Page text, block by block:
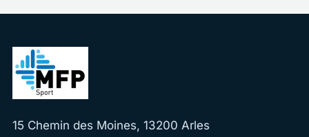
15 Chemin des Moines, 13200 Arles